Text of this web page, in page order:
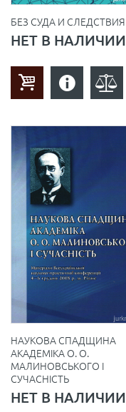
БЕЗ СУДА И СЛЕДСТВИЯ
НЕТ В НАЛИЧИИ
НАУКОВА СПАДЩИНА
АКАДЕМІКА О. О.
МАЛИНОВСЬКОГО І
СУЧАСНІСТЬ
НЕТ В НАЛИЧИИ